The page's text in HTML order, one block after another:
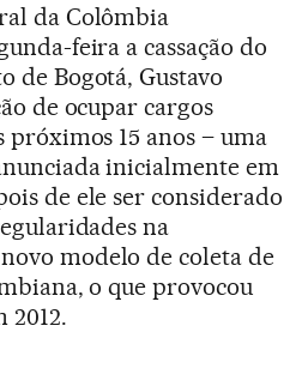
da Colômbia
feira a cassação do
de Bogotá, Gustavo
de ocupar cargos
15 anos – uma
inicialmente em
de ele ser considerado
na
modelo de coleta de
o que provocou
2012.